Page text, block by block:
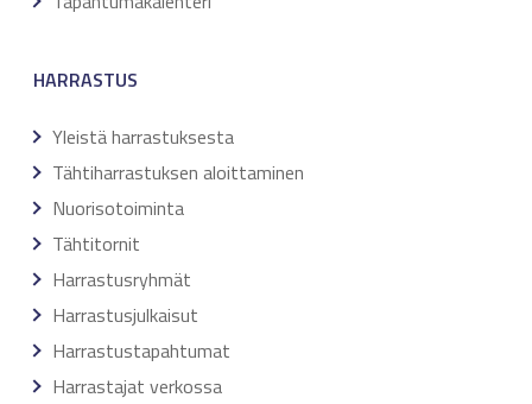
HARRASTUS
Yleistä harrastuksesta
Tähtiharrastuksen aloittaminen
Nuorisotoiminta
Tähtitornit
Harrastusryhmät
Harrastusjulkaisut
Harrastustapahtumat
Harrastajat verkossa